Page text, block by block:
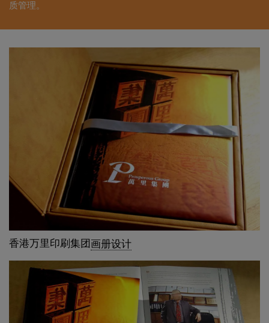
质管理。
香港万里印刷集团 画册设计